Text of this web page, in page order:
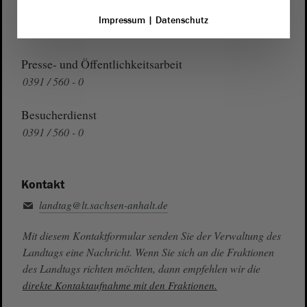
Presse- und Öffentlichkeitsarbeit
0391 / 560 - 0
Besucherdienst
0391 / 560 - 0
Kontakt
landtag@lt.sachsen-anhalt.de
Mit diesem Kontaktformular senden Sie der Verwaltung des
Landtags eine Nachricht. Wenn Sie sich an die Fraktionen
des Landtags richten möchten, dann empfehlen wir die
direkte Kontaktaufnahme mit den Fraktionen.
Impressum| Datenschutz